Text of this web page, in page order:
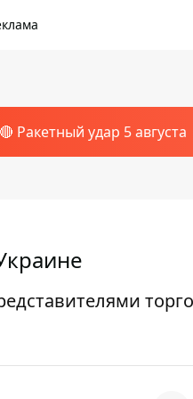
🔴 Ракетный удар 5 августа